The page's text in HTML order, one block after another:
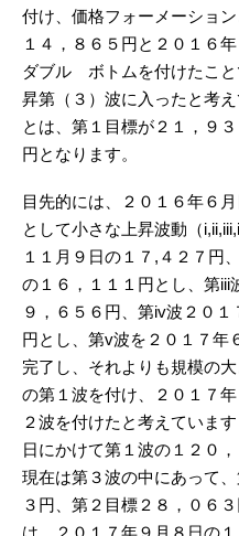
付け、価格フォーメーショ
１４，８６５円と２０１６
ダブル ボトムを付けたこと
昇第（３）波に入ったと考
とは、第１目標が２１，９
円となります。
目先的には、２０１６年６
として小さな上昇波動（
１１月９日の１７,４２７円
の１６，１１１円とし、第iii
９，６５６円、第iv波２０
円とし、第v波を２０１７年
完了し、それよりも規模の
の第１波を付け、２０１７
２波を付けたと考えていま
日にかけて第１波の１２０
現在は第３波の中にあって
３円、第２目標２８，０６